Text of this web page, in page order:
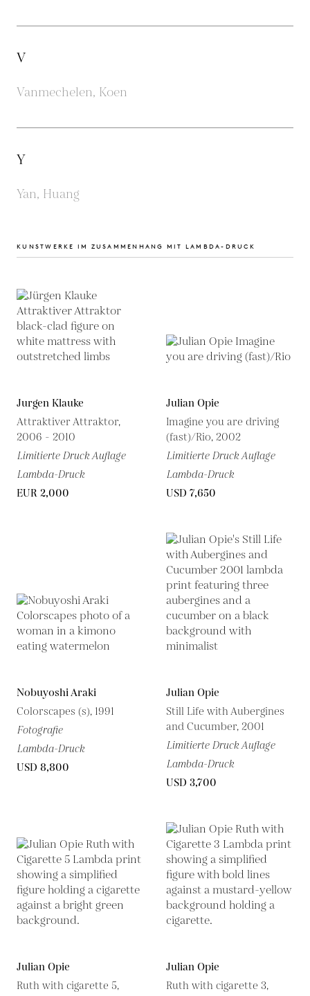
V
Vanmechelen, Koen
Y
Yan, Huang
KUNSTWERKE IM ZUSAMMENHANG MIT LAMBDA-DRUCK
Jurgen Klauke
Attraktiver Attraktor,
2006 - 2010
Limitierte Druck Auflage
Lambda-Druck
EUR 2,000
Julian Opie
Imagine you are driving
(fast)/Rio, 2002
Limitierte Druck Auflage
Lambda-Druck
USD 7,650
Nobuyoshi Araki
Colorscapes (s), 1991
Fotografie
Lambda-Druck
USD 8,800
Julian Opie
Still Life with Aubergines
and Cucumber, 2001
Limitierte Druck Auflage
Lambda-Druck
USD 3,700
Julian Opie
Ruth with cigarette 5,
Julian Opie
Ruth with cigarette 3,